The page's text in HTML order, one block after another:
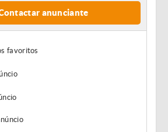
anunciante
favoritos